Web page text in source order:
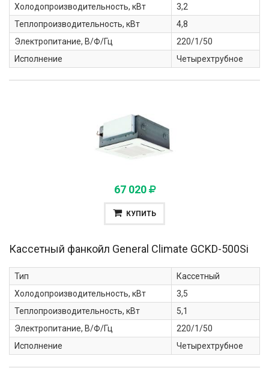
Холодопроизводительность, кВт
3,2
Теплопроизводительность, кВт
4,8
Электропитание, В/Ф/Гц
220/1/50
Исполнение
Четырехтрубное
67 020
КУПИТЬ
Кассетный фанкойл General Climate GCKD-500Si
Тип
Кассетный
Холодопроизводительность, кВт
3,5
Теплопроизводительность, кВт
5,1
Электропитание, В/Ф/Гц
220/1/50
Исполнение
Четырехтрубное